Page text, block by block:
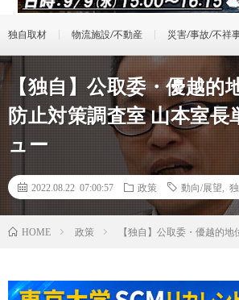
独自取材 物流施設/不動産 災害/事故/不祥
【独自】公取委・優越的
防止対策調査室 山本室長
ュー
2022.08.22 07:00:57 政策 動向/展望
HOME 政策 【独自】公取委・優越的